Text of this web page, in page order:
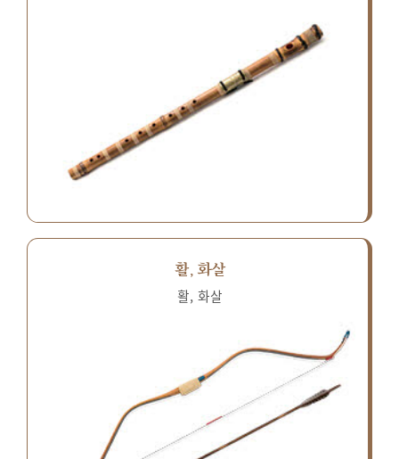
활, 화살
활, 화살